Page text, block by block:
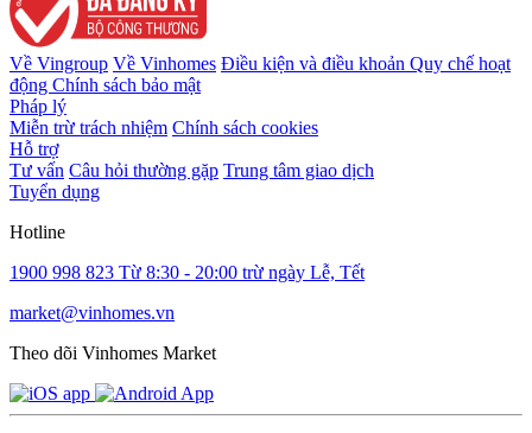
Về Vingroup Về Vinhomes Điều kiện và điều khoản Quy chế hoạt
động Chính sách bảo mật
Pháp lý
Miễn trừ trách nhiệm Chính sách cookies
Hỗ trợ
Tư vấn Câu hỏi thường gặp Trung tâm giao dịch
Tuyển dụng
Hotline
1900 998 823 Từ 8:30 - 20:00 trừ ngày Lễ, Tết
market@vinhomes.vn
Theo dõi Vinhomes Market